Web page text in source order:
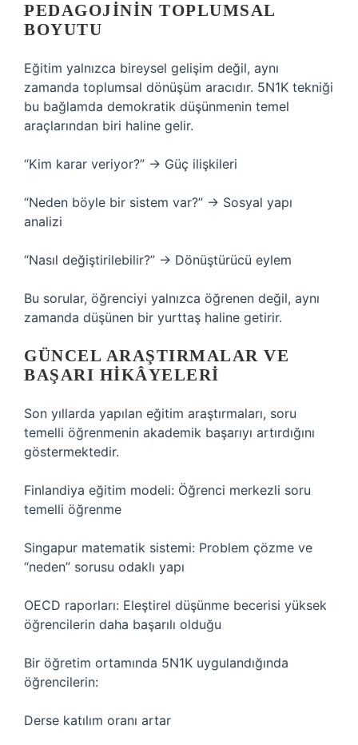
PEDAGOJININ TOPLUMSAL
BOYUTU
Eğitim yalnızca bireysel gelişim değil, aynı
zamanda toplumsal dönüşüm aracıdır. 5N1K tekniği
bu bağlamda demokratik düşünmenin temel
araçlarından biri haline gelir.
“Kim karar veriyor?” → Güç ilişkileri
“Neden böyle bir sistem var?” → Sosyal yapı
analizi
“Nasıl değiştirilebilir?” → Dönüştürücü eylem
Bu sorular, öğrenciyi yalnızca öğrenen değil, aynı
zamanda düşünen bir yurttaş haline getirir.
GÜNCEL ARAŞTIRMALAR VE
BAŞARI HIKÂYELERI
Son yıllarda yapılan eğitim araştırmaları, soru
temelli öğrenmenin akademik başarıyı artırdığını
göstermektedir.
Finlandiya eğitim modeli: Öğrenci merkezli soru
temelli öğrenme
Singapur matematik sistemi: Problem çözme ve
“neden” sorusu odaklı yapı
OECD raporları: Eleştirel düşünme becerisi yüksek
öğrencilerin daha başarılı olduğu
Bir öğretim ortamında 5N1K uygulandığında
öğrencilerin:
Derse katılım oranı artar